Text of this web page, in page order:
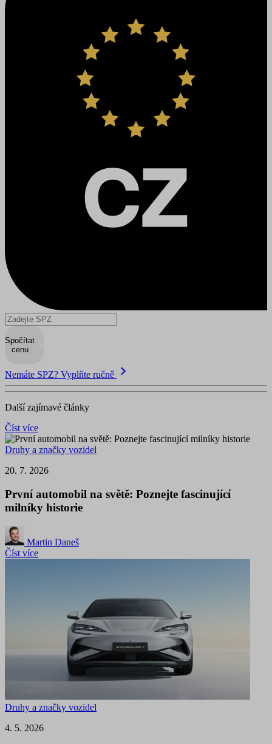
Spočítat
cenu
Nemáte SPZ? Vyplňte ručně
Další zajímavé články
Číst více
Druhy a značky vozidel
20. 7. 2026
První automobil na světě: Poznejte fascinující
milníky historie
Martin Daneš
Číst více
Druhy a značky vozidel
4. 5. 2026